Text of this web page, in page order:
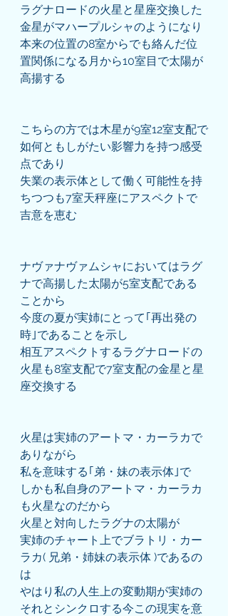
ラグナロードの火星と星座交換した
金星がマハープルシャのようになり
本来の位置の8室からでも絡んだ位
置関係になる月から10室目で太陽が
高揚する
こちらの方では木星が9室12室支配で
如何ともしがたい影響力を持つ感受
点であり
失業の表示体として働く可能性を持
ちつつも7室天秤座にアスペクトで
吉意を恵む
ナヴァナヴァムシャにおいてはラグ
ナで高揚した太陽が5室支配である
ことから
今度の夏が実姉にとって｢再出発の
時｣であることを示し
相互アスペクトするラグナロードの
火星も8室支配で7室支配の金星と星
座交換する
火星は実姉のアートマ・カーラカで
ありながら
私を意味する｢弟・妹の表示体｣で
しかも私自身のアートマ・カーラカ
も火星なのだから
火星と対向したラグナの太陽が
実姉のチャート上でブラトリ・カー
ラカ( 兄弟・姉妹の表示体 )であるの
は
やはり私の人生上の変動期が実姉の
それとシンクロする今この現実を意